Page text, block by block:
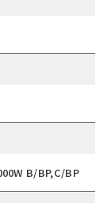
B/BP,C/BP